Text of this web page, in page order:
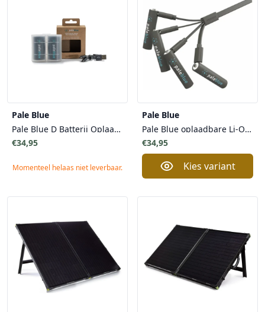
Pale Blue
Pale Blue D Batterij Oplaadbaar - 2 stuks - Lithium Ion Micro USB Veilig Opladen
€34,95
Momenteel helaas niet leverbaar.
Pale Blue
Pale Blue oplaadbare Li-On Batterijen - 4 AAA Oplaadbare Li-On Batterijen - Duurzaam Veilig Snel
€34,95
Kies variant